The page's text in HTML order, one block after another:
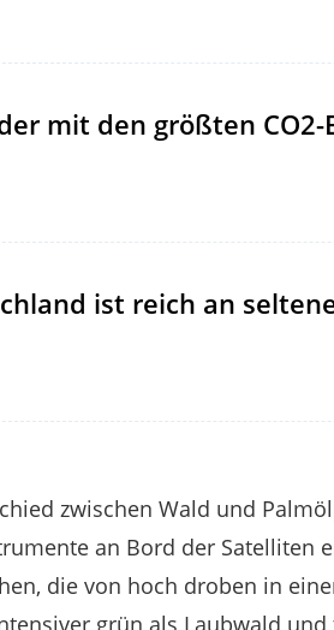
mit den größten CO2-
ist reich an
zwischen Wald und
an Bord der Satelliten
die von hoch droben in
grün als Laubwald